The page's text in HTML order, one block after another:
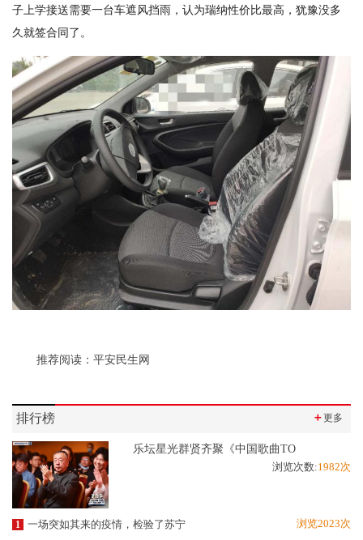
子上学接送需要一台车遮风挡雨，认为瑞纳性价比最高，犹豫没多
久就签合同了。
推荐阅读： 平安民生网
排行榜 ＋更多
乐坛星光群贤齐聚《中国歌曲TO
浏览次数:1982次
1 一场突如其来的疫情，检验了苏宁 浏览2023次